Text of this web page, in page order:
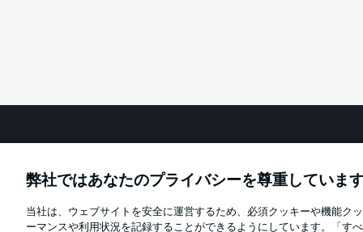
Football as it's meant to be
Official Partners
弊社ではあなたのプライバシーを尊重していま
当社は、ウェブサイトを安全に運営するため、必須クッキーや機能ク
ーマンスや利用状況を記録することができるようにしています。「す